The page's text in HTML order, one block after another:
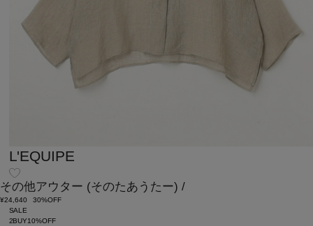
L'EQUIPE
その他アウター (そのたあうたー) /
¥24,640
30%OFF
SALE
2BUY10%OFF